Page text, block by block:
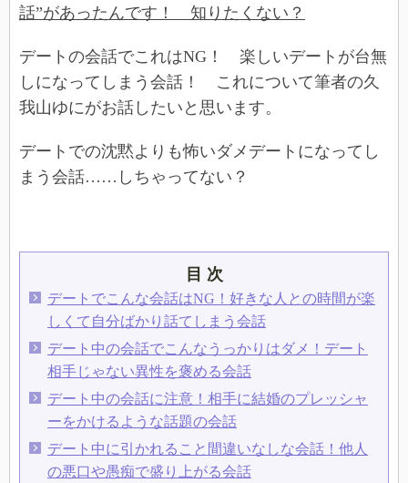
話”があったんです！ 知りたくない？
デートの会話でこれはNG！ 楽しいデートが台無
しになってしまう会話！ これについて筆者の久
我山ゆにがお話したいと思います。
デートでの沈黙よりも怖いダメデートになってし
まう会話……しちゃってない？
目 次
デートでこんな会話はNG！好きな人との時間が楽
しくて自分ばかり話てしまう会話
デート中の会話でこんなうっかりはダメ！デート
相手じゃない異性を褒める会話
デート中の会話に注意！相手に結婚のプレッシャ
ーをかけるような話題の会話
デート中に引かれること間違いなしな会話！他人
の悪口や愚痴で盛り上がる会話